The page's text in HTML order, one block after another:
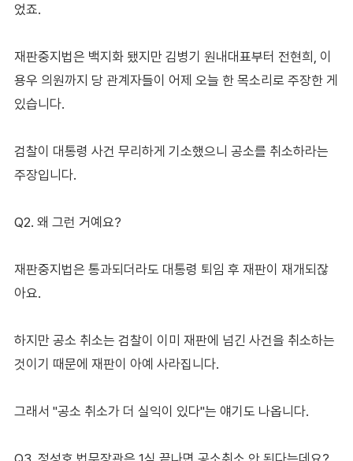
었죠.
재판중지법은 백지화 됐지만 김병기 원내대표부터 전현희, 이
용우 의원까지 당 관계자들이 어제 오늘 한 목소리로 주장한 게
있습니다.
검찰이 대통령 사건 무리하게 기소했으니 공소를 취소하라는
주장입니다.
Q2. 왜 그런 거예요?
재판중지법은 통과되더라도 대통령 퇴임 후 재판이 재개되잖
아요.
하지만 공소 취소는 검찰이 이미 재판에 넘긴 사건을 취소하는
것이기 때문에 재판이 아예 사라집니다.
그래서 "공소 취소가 더 실익이 있다"는 얘기도 나옵니다.